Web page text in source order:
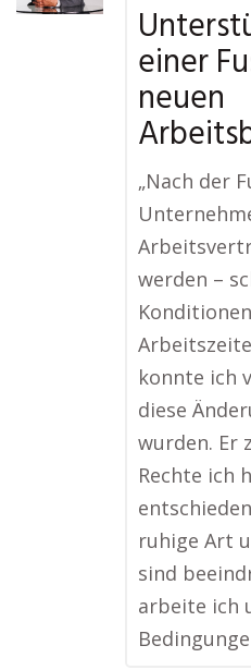
einer
neuen
„Nach der
werden –
konnte ich
diese
wurden. Er
Rechte ich
ruhige Art
sind
arbeite ich